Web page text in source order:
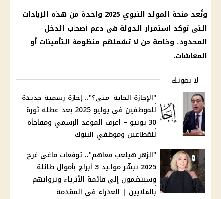
وتُعد منحة المولد النبوي 2025 واحدة من هذه الزيادات
التي تؤكد استمرار الدولة في دعم أصحاب الدخل
المحدود، وخاصة من لا تشملهم منظومة التأمينات أو
المعاشات.
لا يفوتك
"الإجازة الجاية امتى؟".. إجازة رسمية جديدة
للموظفين في يوليو 2025 بعد عطلة ثورة
30 يونيو – اعرف الموعد الرسمي ومفاجأة
للقطاعين وموظفي البنوك
"الزهر هيلعب معاهم".. توقعات ماغي فرح
2025 تبشّر مواليد 3 أبراج بأموال طائلة
وسينضمون إلى قائمة الأثرياء وثرواتهم
بالملايين | العذراء في المقدمة